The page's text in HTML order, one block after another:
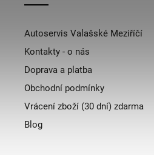
Autoservis Valašské Meziříčí
Kontakty - o nás
Doprava a platba
Obchodní podmínky
Vrácení zboží (30 dní) zdarma
Blog